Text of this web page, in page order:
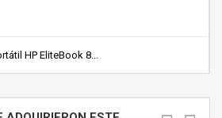
HP EliteBook 8...